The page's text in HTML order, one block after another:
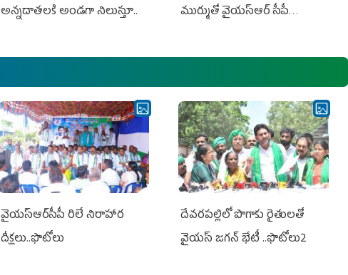
అన్నదాతలకి అండగా నిలుస్తూ..
ముర్ముతో వైయ‌స్ఆర్ సీపీ
ఎమ్మెల్యేలు, ఎంపీల స‌మావేశం
వైయ‌స్ఆర్‌సీపీ రిలే నిరాహార
దీక్షలు..ఫొటోలు
దేవరపల్లిలో పొగాకు రైతులతో
వైయస్ జగన్ భేటీ ..ఫొటోలు2